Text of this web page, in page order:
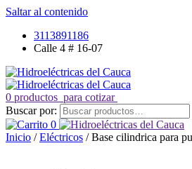
Saltar al contenido
3113891186
Calle 4 # 16-07
0 productos para cotizar
Buscar por:
0
Inicio /Eléctricos / Base cilindrica para